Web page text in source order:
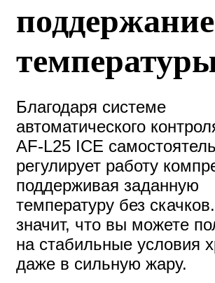
поддержание
Благодаря системе
автоматического
AF-L25 ICE
регулирует работу
поддерживая заданную
температуру без
значит, что вы можете
на стабильные условия
даже в сильную жару.